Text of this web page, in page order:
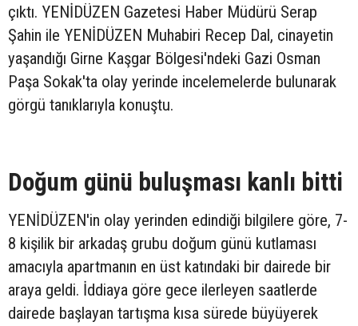
çıktı. YENİDÜZEN Gazetesi Haber Müdürü Serap
Şahin ile YENİDÜZEN Muhabiri Recep Dal, cinayetin
yaşandığı Girne Kaşgar Bölgesi'ndeki Gazi Osman
Paşa Sokak'ta olay yerinde incelemelerde bulunarak
görgü tanıklarıyla konuştu.
Doğum günü buluşması kanlı bitti
YENİDÜZEN'in olay yerinden edindiği bilgilere göre, 7-
8 kişilik bir arkadaş grubu doğum günü kutlaması
amacıyla apartmanın en üst katındaki bir dairede bir
araya geldi. İddiaya göre gece ilerleyen saatlerde
dairede başlayan tartışma kısa sürede büyüyerek